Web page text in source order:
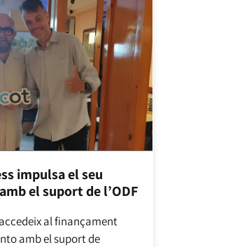
impulsa el seu
el suport de l’ODF
al finançament
amb el suport de